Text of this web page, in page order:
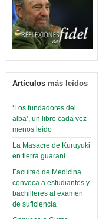
Artículos más leídos
‘Los fundadores del
alba’, un libro cada vez
menos leído
La Masacre de Kuruyuki
en tierra guaraní
Facultad de Medicina
convoca a estudiantes y
bachilleres al examen
de suficiencia